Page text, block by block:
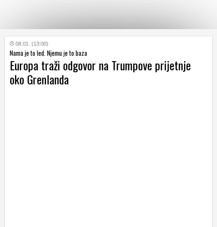
KATEGORIJE
HRVATSKI
WEB
08.01. (13:00)
Nama je to led. Njemu je to baza
Europa traži odgovor na Trumpove prijetnje
oko Grenlanda